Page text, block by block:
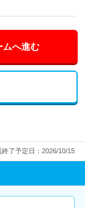
へ進む
終了予定日：2026/10/15